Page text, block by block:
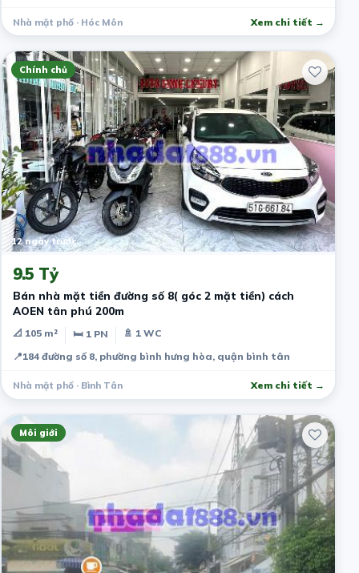
Nhà mặt phố · Hóc Môn Xem chi tiết →
Chính chủ
12 ngày trước
9.5 Tỷ
Bán nhà mặt tiền đường số 8( góc 2 mặt tiền) cách
AOEN tân phú 200m
📐 105 m² 🛏 1 PN
🚿 1 WC
📍184 đường số 8, phường bình hưng hòa, quận bình tân
Nhà mặt phố · Bình Tân Xem chi tiết →
Môi giới